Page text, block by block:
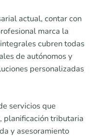
actual, contar con
marca la
integrales cubren todas
de autónomos y
personalizadas
servicios que
planificación tributaria
y asesoramiento